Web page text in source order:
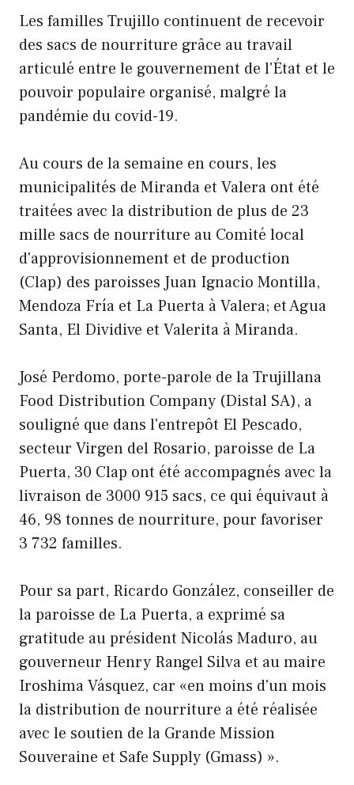
Les familles Trujillo continuent de recevoir
des sacs de nourriture grâce au travail
articulé entre le gouvernement de l'État et le
pouvoir populaire organisé, malgré la
pandémie du covid-19.
Au cours de la semaine en cours, les
municipalités de Miranda et Valera ont été
traitées avec la distribution de plus de 23
mille sacs de nourriture au Comité local
d'approvisionnement et de production
(Clap) des paroisses Juan Ignacio Montilla,
Mendoza Fría et La Puerta à Valera; et Agua
Santa, El Dividive et Valerita à Miranda.
José Perdomo, porte-parole de la Trujillana
Food Distribution Company (Distal SA), a
souligné que dans l'entrepôt El Pescado,
secteur Virgen del Rosario, paroisse de La
Puerta, 30 Clap ont été accompagnés avec la
livraison de 3000 915 sacs, ce qui équivaut à
46, 98 tonnes de nourriture, pour favoriser
3 732 familles.
Pour sa part, Ricardo González, conseiller de
la paroisse de La Puerta, a exprimé sa
gratitude au président Nicolás Maduro, au
gouverneur Henry Rangel Silva et au maire
Iroshima Vásquez, car «en moins d'un mois
la distribution de nourriture a été réalisée
avec le soutien de la Grande Mission
Souveraine et Safe Supply (Gmass) ».